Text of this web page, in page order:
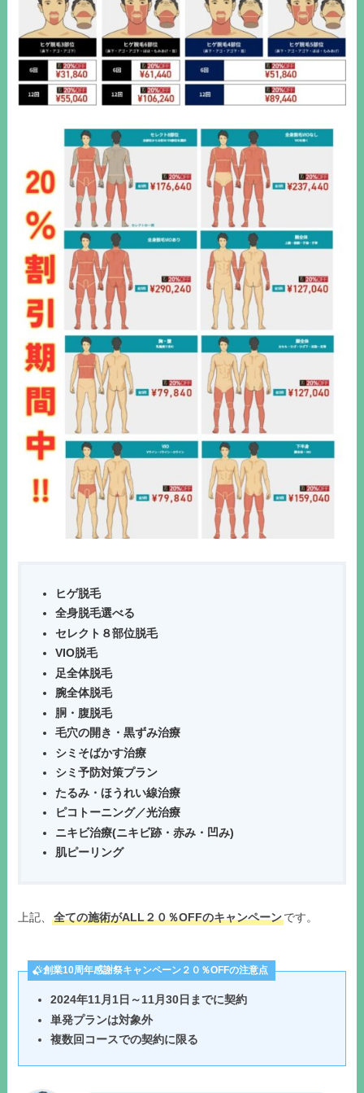
ヒゲ脱毛
全身脱毛選べる
セレクト８部位脱毛
VIO脱毛
足全体脱毛
腕全体脱毛
胴・腹脱毛
毛穴の開き・黒ずみ治療
シミそばかす治療
シミ予防対策プラン
たるみ・ほうれい線治療
ピコトーニング／光治療
ニキビ治療(ニキビ跡・赤み・凹み)
肌ピーリング
上記、全ての施術がALL２０％OFFのキャンペーンです。
創業10周年感謝祭キャンペーン２０％OFFの注意点
2024年11月1日～11月30日までに契約
単発プランは対象外
複数回コースでの契約に限る